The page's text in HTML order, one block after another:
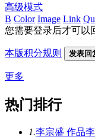
高级模式
B Color Image Link
您需要登录后才可以
本版积分规则 发表回
更多
热门排行
1.李宗盛 作品